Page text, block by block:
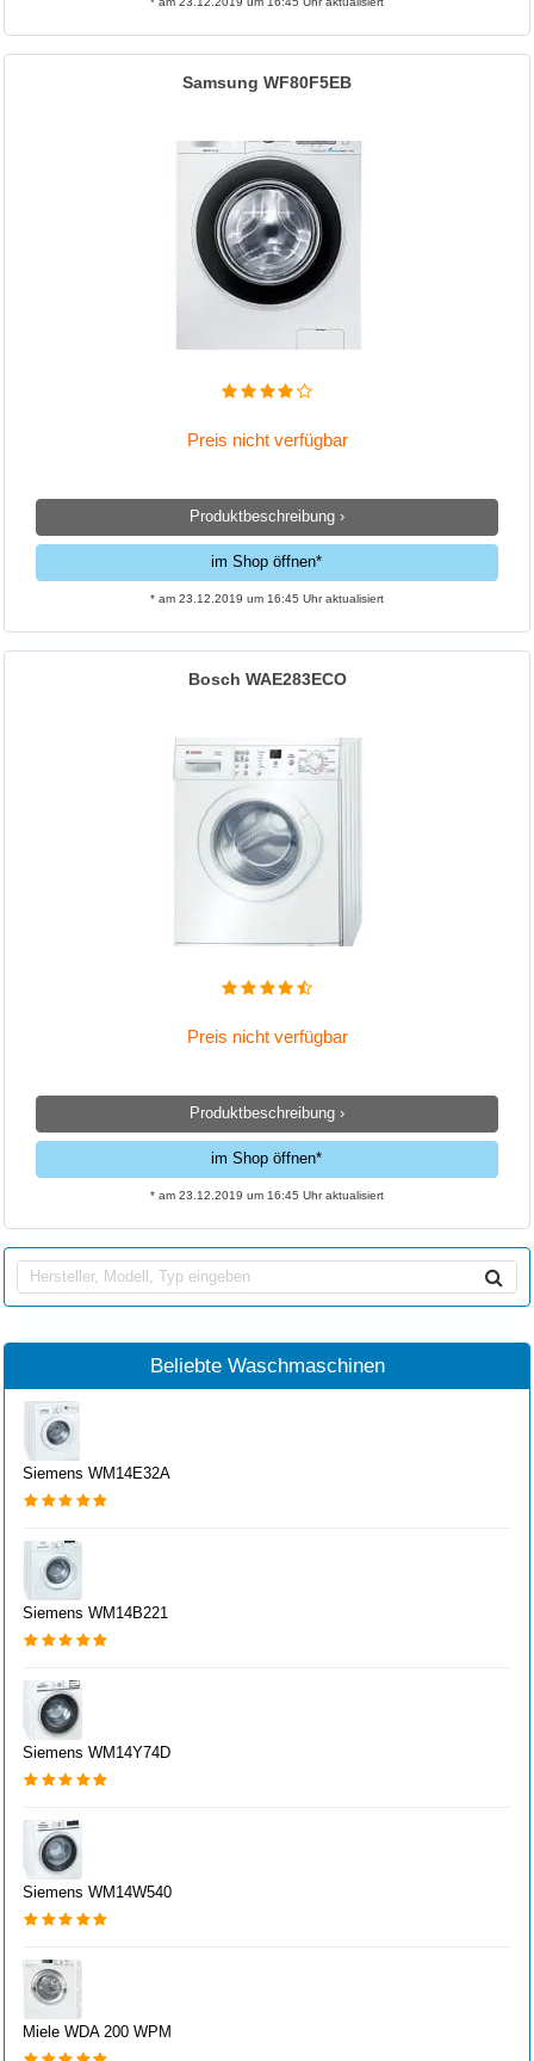
Samsung WF80F5EB
Preis nicht verfügbar
Produktbeschreibung ›
im Shop öffnen*
* am 23.12.2019 um 16:45 Uhr aktualisiert
Bosch WAE283ECO
Preis nicht verfügbar
Produktbeschreibung ›
im Shop öffnen*
* am 23.12.2019 um 16:45 Uhr aktualisiert
Beliebte Waschmaschinen
Siemens WM14E32A
Siemens WM14B221
Siemens WM14Y74D
Siemens WM14W540
Miele WDA 200 WPM